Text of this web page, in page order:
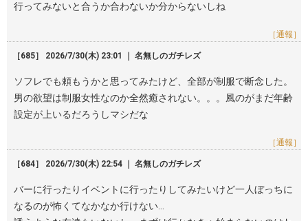
行ってみないと合うか合わないか分からないしね
［通報］
［685］ 2026/7/30(木) 23:01 ｜ 名無しのガチレズ
ソフレでも頼もうかと思ってみたけど、全部が制服で断念した。
男の欲望は制服女性なのか全然癒されない。。。風のがまだ年齢
設定が上いるだろうしマシだな
［通報］
［684］ 2026/7/30(木) 22:54 ｜ 名無しのガチレズ
バーに行ったりイベントに行ったりしてみたいけど一人ぼっちに
なるのが怖くてなかなか行けない…